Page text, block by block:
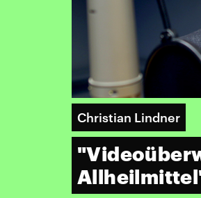
Christian Lindner